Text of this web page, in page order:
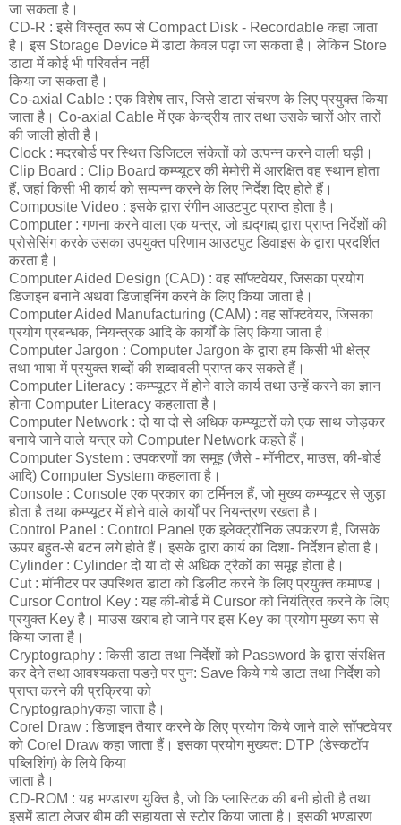
जा सकता है।
CD-R : इसे विस्तृत रूप से Compact Disk - Recordable कहा जाता
है। इस Storage Device में डाटा केवल पढ़ा जा सकता हैं। लेकिन Store
डाटा में कोई भी परिवर्तन नहीं
किया जा सकता है।
Co-axial Cable : एक विशेष तार, जिसे डाटा संचरण के लिए प्रयुक्त किया
जाता है। Co-axial Cable में एक केन्द्रीय तार तथा उसके चारों ओर तारों
की जाली होती है।
Clock : मदरबोर्ड पर स्थित डिजिटल संकेतों को उत्पन्न करने वाली घड़ी।
Clip Board : Clip Board कम्प्यूटर की मेमोरी में आरक्षित वह स्थान होता
हैं, जहां किसी भी कार्य को सम्पन्न करने के लिए निर्देश दिए होते हैं।
Composite Video : इसके द्वारा रंगीन आउटपुट प्राप्त होता है।
Computer : गणना करने वाला एक यन्त्र, जो ह्यद्गह्म् द्वारा प्राप्त निर्देशों की
प्रोसेसिंग करके उसका उपयुक्त परिणाम आउटपुट डिवाइस के द्वारा प्रदर्शित
करता है।
Computer Aided Design (CAD) : वह सॉफ्टवेयर, जिसका प्रयोग
डिजाइन बनाने अथवा डिजाइनिंग करने के लिए किया जाता है।
Computer Aided Manufacturing (CAM) : वह सॉफ्टवेयर, जिसका
प्रयोग प्रबन्धक, नियन्त्रक आदि के कार्यों के लिए किया जाता है।
Computer Jargon : Computer Jargon के द्वारा हम किसी भी क्षेत्र
तथा भाषा में प्रयुक्त शब्दों की शब्दावली प्राप्त कर सकते हैं।
Computer Literacy : कम्प्यूटर में होने वाले कार्य तथा उन्हें करने का ज्ञान
होना Computer Literacy कहलाता है।
Computer Network : दो या दो से अधिक कम्प्यूटरों को एक साथ जोड़कर
बनाये जाने वाले यन्त्र को Computer Network कहते हैं।
Computer System : उपकरणों का समूह (जैसे - मॉनीटर, माउस, की-बोर्ड
आदि) Computer System कहलाता है।
Console : Console एक प्रकार का टर्मिनल हैं, जो मुख्य कम्प्यूटर से जुड़ा
होता है तथा कम्प्यूटर में होने वाले कार्यों पर नियन्त्रण रखता है।
Control Panel : Control Panel एक इलेक्ट्रॉनिक उपकरण है, जिसके
ऊपर बहुत-से बटन लगे होते हैं। इसके द्वारा कार्य का दिशा- निर्देशन होता है।
Cylinder : Cylinder दो या दो से अधिक ट्रैकों का समूह होता है।
Cut : मॉनीटर पर उपस्थित डाटा को डिलीट करने के लिए प्रयुक्त कमाण्ड।
Cursor Control Key : यह की-बोर्ड में Cursor को नियंत्रित करने के लिए
प्रयुक्त Key है। माउस खराब हो जाने पर इस Key का प्रयोग मुख्य रूप से
किया जाता है।
Cryptography : किसी डाटा तथा निर्देशों को Password के द्वारा संरक्षित
कर देने तथा आवश्यकता पडऩे पर पुन: Save किये गये डाटा तथा निर्देश को
प्राप्त करने की प्रक्रिया को
Cryptographyकहा जाता है।
Corel Draw : डिजाइन तैयार करने के लिए प्रयोग किये जाने वाले सॉफ्टवेयर
को Corel Draw कहा जाता हैं। इसका प्रयोग मुख्यत: DTP (डेस्कटॉप
पब्लिशिंग) के लिये किया
जाता है।
CD-ROM : यह भण्डारण युक्ति है, जो कि प्लास्टिक की बनी होती है तथा
इसमें डाटा लेजर बीम की सहायता से स्टोर किया जाता है। इसकी भण्डारण